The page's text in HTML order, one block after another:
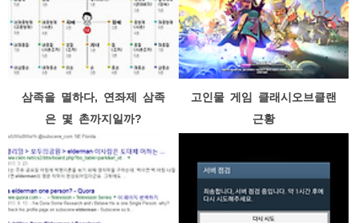
삼족을 멸하다, 연좌제 삼족
은 몇 촌까지일까?
고인물 게임 클래시오브클랜
근황